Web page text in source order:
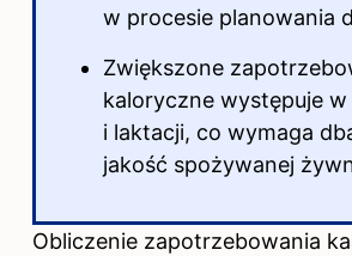
w procesie planowania
Zwiększone
kaloryczne występuje
i laktacji, co wymaga
jakość spożywanej
Obliczenie zapotrzebowania